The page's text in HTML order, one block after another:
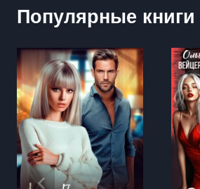
Популярные книги